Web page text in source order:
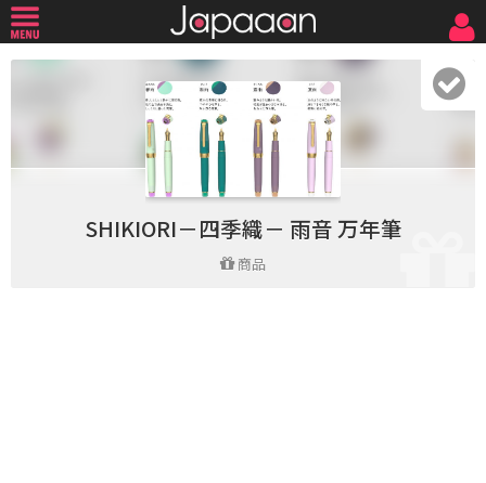
SHIKIORI－四季織－ 雨音 万年筆
商品